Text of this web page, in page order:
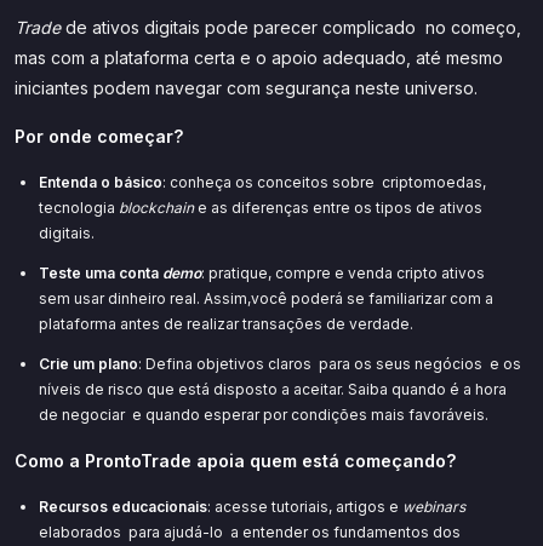
Tradede ativos digitais pode parecer complicado no começo,
mas com a plataforma certa e o apoio adequado, até mesmo
iniciantes podem navegar com segurança neste universo.
Por onde começar?
Entenda o básico: conheça os conceitos sobre criptomoedas,
tecnologia blockchaine as diferenças entre os tipos de ativos
digitais.
Teste uma conta demo: pratique, compre e venda cripto ativos
sem usar dinheiro real. Assim,você poderá se familiarizar com a
plataforma antes de realizar transações de verdade.
Crie um plano: Defina objetivos claros para os seus negócios e os
níveis de risco que está disposto a aceitar. Saiba quando é a hora
de negociar e quando esperar por condições mais favoráveis.
Como a ProntoTrade apoia quem está começando?
Recursos educacionais: acesse tutoriais, artigos e webinars
elaborados para ajudá-lo a entender os fundamentos dos